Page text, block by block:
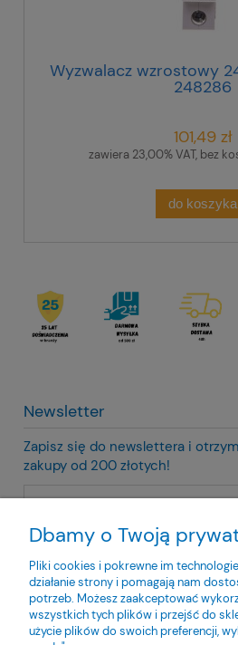
Wyzwalacz wzrostowy
248286
101,49 zł
zawiera 23,00% VAT, bez
do koszyka
Newsletter
Zapisz się do newslettera i
zakupy od 200 złotych!
Twoje dane będą przetwarzane zgodnie
prywatności
Dbamy o Twoją
Pliki cookies i pokrewne im
działanie strony i pomagają nam
potrzeb. Możesz zaakceptować
wszystkich tych plików i przejść do
użycie plików do swoich preferencji,